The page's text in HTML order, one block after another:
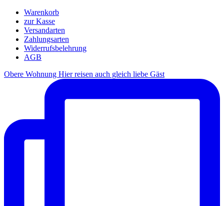
Warenkorb
zur Kasse
Versandarten
Zahlungsarten
Widerrufsbelehrung
AGB
Obere Wohnung Hier reisen auch gleich liebe Gäst